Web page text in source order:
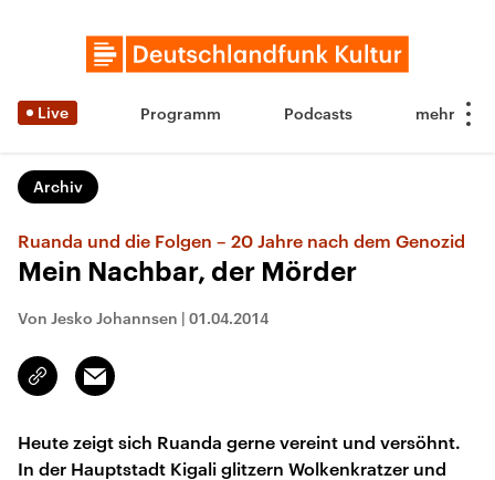
Live Programm Podcasts
Archiv
Ruanda und die Folgen – 20 Jahre nach dem Genozid
Mein Nachbar, der Mörder
Von Jesko Johannsen | 01.04.2014
Link
kopieren/teilen
Email
Heute zeigt sich Ruanda gerne vereint und versöhnt.
In der Hauptstadt Kigali glitzern Wolkenkratzer und